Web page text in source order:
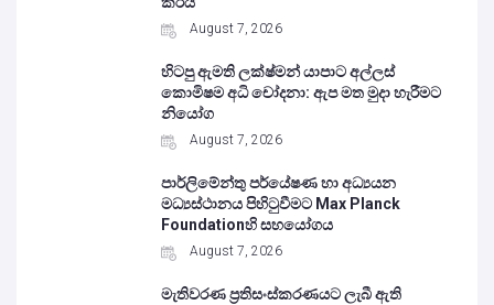
August 7, 2026
හිටපු ඇමති ලක්ෂ්මන් යාපාට අල්ලස්
කොමිෂම අධි චෝදනා: ඇප මත මුදා හැරීමට
නියෝග
August 7, 2026
පාර්ලිමේන්තු පර්යේෂණ හා අධ්‍යයන
මධ්‍යස්ථානය පිහිටුවීමට Max Planck
Foundationහි සහයෝගය
August 7, 2026
මැතිවරණ ප්‍රතිසංස්කරණයට ලැබී ඇති